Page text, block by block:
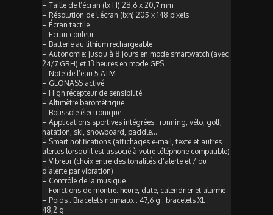
– Taille de l’écran (lx H) 28,6 x 20,7 mm
– Résolution de l’écran (lxh) 205 x 148 pixels
– Écran tactile
– Ecran couleur
– Batterie au lithium rechargeable
– Autonomie: jusqu’à 8 jours en mode smartwatch (avec
24/7 GRH) et 13 heures en mode GPS
– Note de l’eau 5 ATM
– GLONASS activé
– High récepteur de sensibilité
– Altimètre barométrique
– Boussole électronique
– Applications sportives intégrées : running, vélo, golf,
natation, ski, snowboard, paddle…
– Smart notifications (affichages e-mail, texte et autres
alertes lorsqu’il est associé à votre téléphone compatible)
– Vibreur (choix entre des tonalités d’alerte et / ou
d’alerte par vibration)
– Contrôle de la musique
– Fonctions de montre: heure, date, calendrier et alarme
– Poids : Bracelets normaux : 47,6 g ; bracelets XL :
48,2 g